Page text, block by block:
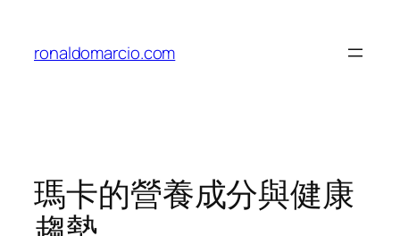
content
ronaldomarcio.com
瑪卡的營養成分與健康